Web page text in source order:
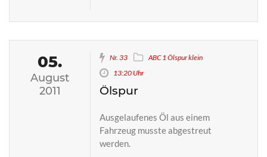
05.
August
2011
Nr. 33
ABC 1 Ölspur klein
13:20 Uhr
Ölspur
Ausgelaufenes Öl aus einem
Fahrzeug musste abgestreut
werden.